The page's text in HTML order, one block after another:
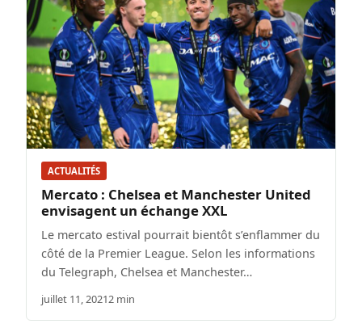
ACTUALITÉS
Mercato : Chelsea et Manchester United
envisagent un échange XXL
Le mercato estival pourrait bientôt s’enflammer du
côté de la Premier League. Selon les informations
du Telegraph, Chelsea et Manchester…
juillet 11, 20212 min